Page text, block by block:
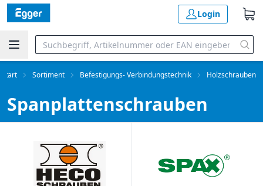
Login
Start Sortiment Befestigungs- Verbindungstechnik Holzschrauben
Spanplattenschrauben